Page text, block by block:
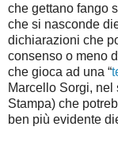
che gettano fango
che si nasconde
dichiarazioni che
consenso o meno
che gioca ad una “
Marcello Sorgi,
Stampa) che
ben più evidente